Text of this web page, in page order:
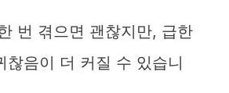
번 겪으면 괜찮지만, 급한
찮음이 더 커질 수 있습니